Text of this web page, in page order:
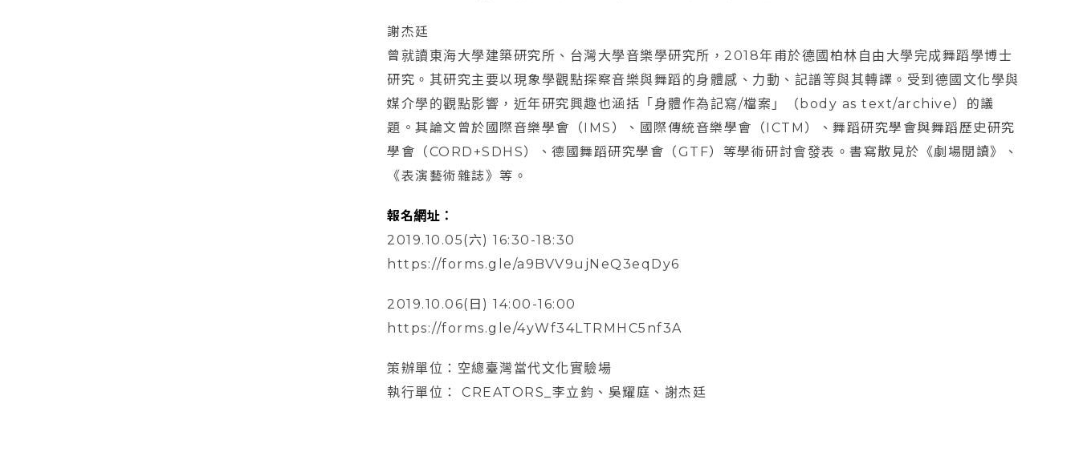
謝杰廷
曾就讀東海大學建築研究所、台灣大學音樂學研究所，2018年甫於德國柏林自由大學完成舞蹈學博士
研究。其研究主要以現象學觀點探察音樂與舞蹈的身體感、力動、記譜等與其轉譯。受到德國文化學與
媒介學的觀點影響，近年研究興趣也涵括「身體作為記寫/檔案」（body as text/archive）的議
題。其論文曾於國際音樂學會（IMS）、國際傳統音樂學會（ICTM）、舞蹈研究學會與舞蹈歷史研究
學會（CORD+SDHS）、德國舞蹈研究學會（GTF）等學術研討會發表。書寫散見於《劇場閱讀》、
《表演藝術雜誌》等。
報名網址：
2019.10.05(六) 16:30-18:30
https://forms.gle/a9BVV9ujNeQ3eqDy6
2019.10.06(日) 14:00-16:00
https://forms.gle/4yWf34LTRMHC5nf3A
策辦單位：空總臺灣當代文化實驗場
執行單位： CREATORS_李立鈞、吳耀庭、謝杰廷